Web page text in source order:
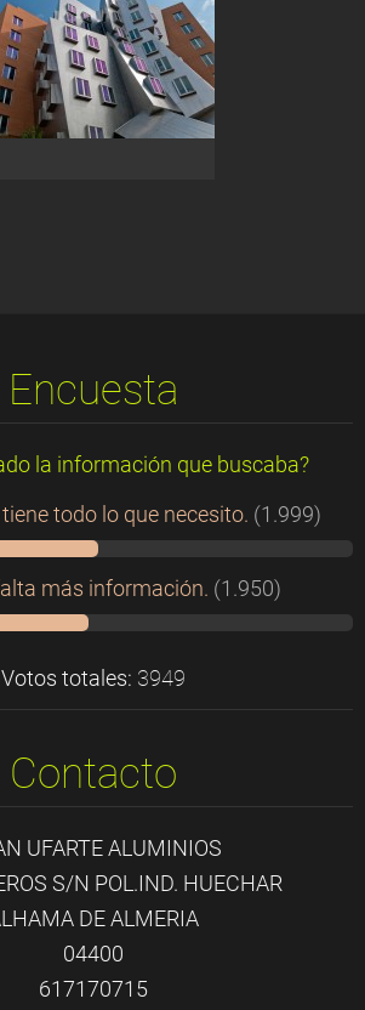
Encuesta
la información que buscaba?
todo lo que necesito. (1.999)
más información. (1.950)
Votos totales: 3949
Contacto
UFARTE ALUMINIOS
S/N POL.IND. HUECHAR
DE ALMERIA
04400
617170715